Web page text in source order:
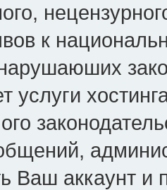
к
услуги
Ваш аккаунт и